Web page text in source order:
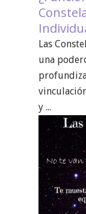
Las
una
y ...